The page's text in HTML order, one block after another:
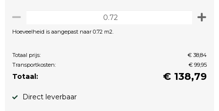
Hoeveelheid is aangepast naar 0.72 m2.
Totaal prijs:
€ 38,84
Transportkosten:
€ 99,95
Totaal: € 138,79
Direct leverbaar